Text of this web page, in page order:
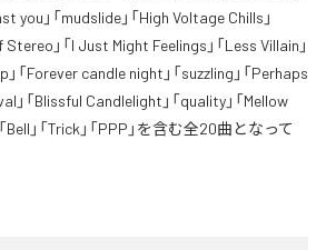
you」「mudslide」「High Voltage Chills」
」「I Just Might Feelings」「Less Villain」
」「Forever candle night」「suzzling」「Perhaps
」「Blissful Candlelight」「quality」「Mellow
Bell」「Trick」「PPP」を含む全20曲となって